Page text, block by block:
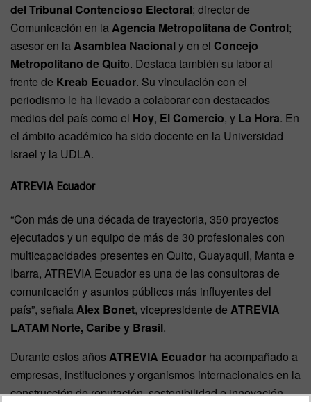
del Tribunal Contencioso Electoral; director de
Comunicación en laAgencia Metropolitana de Control;
asesor en laAsamblea Nacionaly en el Concejo
Metropolitano de Quito. Destaca también su labor al
frente de Kreab Ecuador. Su vinculación con el
periodismo le ha llevado a colaborar con destacados
medios del país como el Hoy, El Comercio, y La Hora. En
el ámbito académico ha sido docente en la Universidad
Israel y la UDLA.
ATREVIA Ecuador
“Con más de una década de trayectoria, 350 proyectos
ejecutados y un equipo de más de 30 profesionales con
multicapacidades presentes en Quito, Guayaquil, Manta e
Ibarra, ATREVIA Ecuador es una de las consultoras de
comunicación y asuntos públicos más influyentes del
país”, señalaAlex Bonet, vicepresidente de ATREVIA
LATAM Norte, Caribe y Brasil.
Durante estos añosATREVIA Ecuador ha acompañado a
empresas, instituciones y organismos internacionales en la
construcción de reputación, sostenibilidad e innovación,